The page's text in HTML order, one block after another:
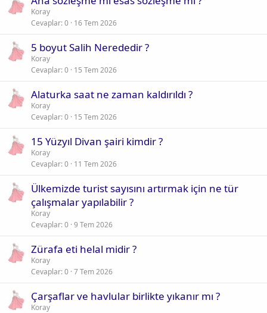
Koray
Cevaplar 0 16 Tem 2026
5 boyut Salih Nerededir ?
Koray
Cevaplar 0 15 Tem 2026
Alaturka saat ne zaman kaldırıldı ?
Koray
Cevaplar 0 15 Tem 2026
15 Yüzyıl Divan şairi kimdir ?
Koray
Cevaplar 0 11 Tem 2026
Ülkemizde turist sayısını artırmak için ne tür
çalışmalar yapılabilir ?
Koray
Cevaplar 0 9 Tem 2026
Zürafa eti helal midir ?
Koray
Cevaplar 0 7 Tem 2026
Çarşaflar ve havlular birlikte yıkanır mı ?
Koray